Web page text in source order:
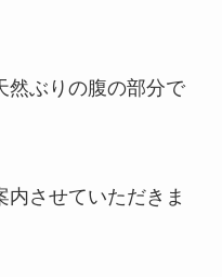
然ぶりの腹の部分で
内させていただきま